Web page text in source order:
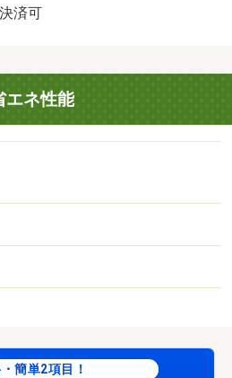
ド決済も可）／お客様のご希望
済可
エネ性能
簡単2項目！